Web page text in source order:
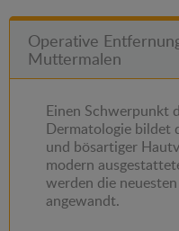
Operative
Muttermalen
Einen Schwerpunkt
Dermatologie bildet
und bösartiger
modern
werden die
angewandt.